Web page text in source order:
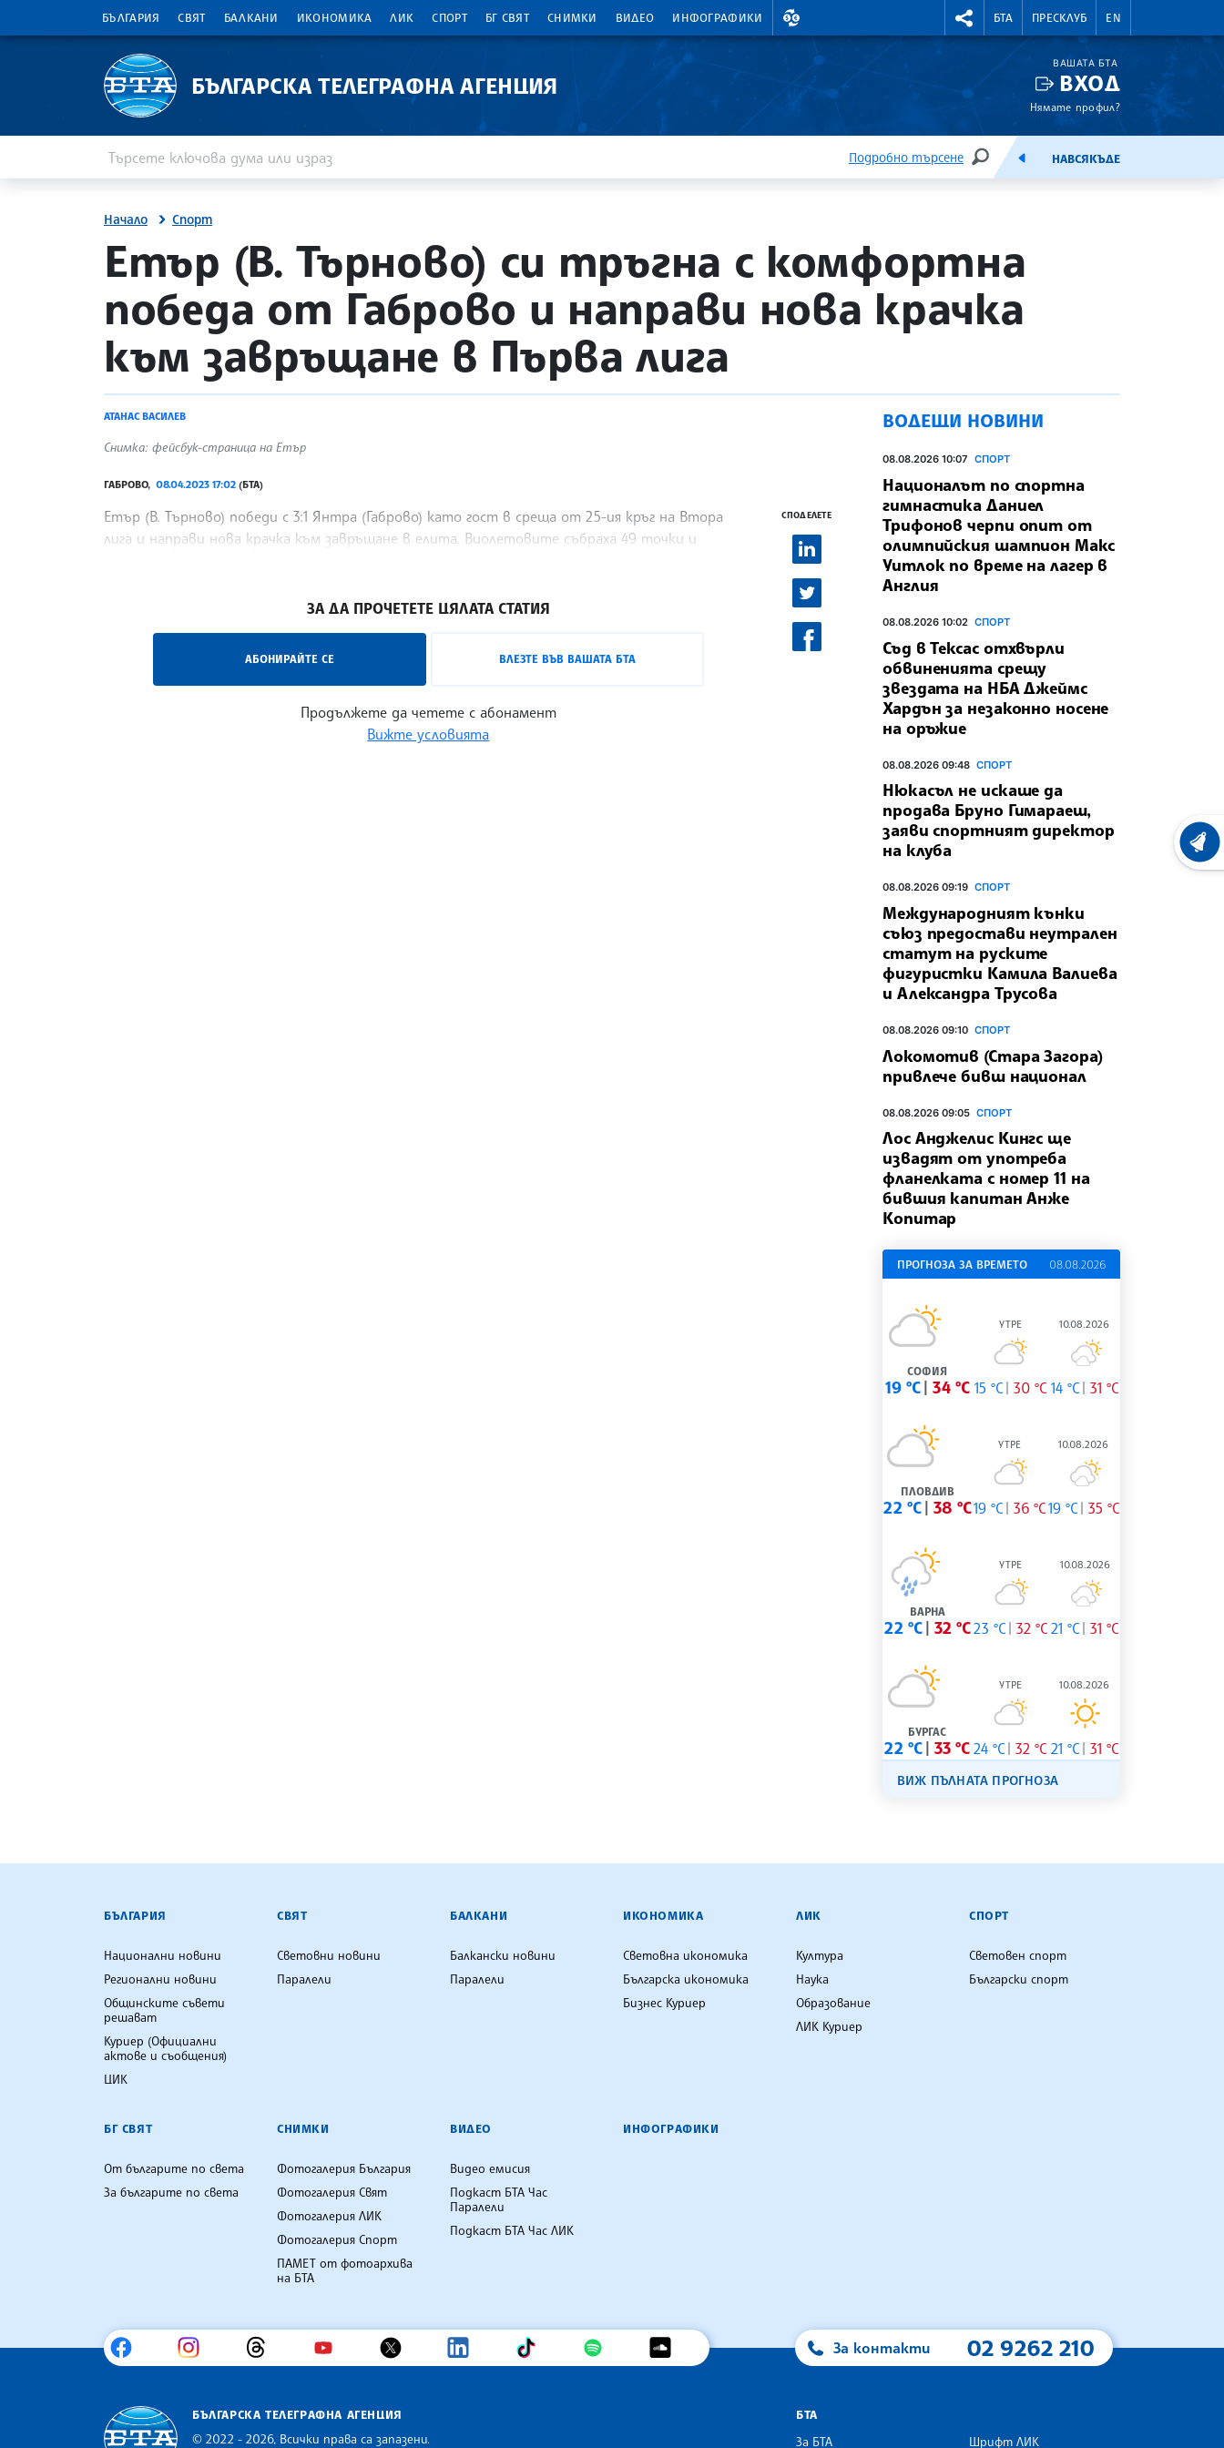
БЪЛГАРИЯ СВЯТ БАЛКАНИ ИКОНОМИКА ЛИК СПОРТ БГ СВЯТ СНИМКИ ВИДЕО ИНФОГРАФИКИ
ВАЛУТНИ КУРСОВЕ RIGHTMENU.SOCIAL
БТА ПРЕСКЛУБ EN
БЪЛГАРСКА ТЕЛЕГРАФНА АГЕНЦИЯ
ВАШАТА БТА
ВХОД
Нямате профил?
Подробно търсене
ТЪРСЕНЕЕМИСИЯНАВСЯКЪДЕ
Начало Спорт
site.bta
Етър (В. Търново) си тръгна с комфортна
победа от Габрово и направи нова крачка
към завръщане в Първа лига
АТАНАС ВАСИЛЕВ
Снимка: фейсбук-страница на Етър
ГАБРОВО, 08.04.2023 17:02 (БТА)
Етър (В. Търново) победи с 3:1 Янтра (Габрово) като гост в среща от 25-ия кръг на Втора
лига и направи нова крачка към завръщане в елита. Виолетовите събраха 49 точки и
ЗА ДА ПРОЧЕТЕТЕ ЦЯЛАТА СТАТИЯ
АБОНИРАЙТЕ СЕ ВЛЕЗТЕ ВЪВ ВАШАТА БТА
Продължете да четете с абонамент
Вижте условията
СПОДЕЛЕТЕ
ВОДЕЩИ НОВИНИ
08.08.2026 10:07 СПОРТ
Националът по спортна
гимнастика Даниел
Трифонов черпи опит от
олимпийския шампион Макс
Уитлок по време на лагер в
Англия
08.08.2026 10:02 СПОРТ
Съд в Тексас отхвърли
обвиненията срещу
звездата на НБА Джеймс
Хардън за незаконно носене
на оръжие
08.08.2026 09:48 СПОРТ
Нюкасъл не искаше да
продава Бруно Гимараеш,
заяви спортният директор
на клуба
08.08.2026 09:19 СПОРТ
Международният кънки
съюз предостави неутрален
статут на руските
фигуристки Камила Валиева
и Александра Трусова
08.08.2026 09:10 СПОРТ
Локомотив (Стара Загора)
привлече бивш национал
08.08.2026 09:05 СПОРТ
Лос Анджелис Кингс ще
извадят от употреба
фланелката с номер 11 на
бившия капитан Анже
Копитар
ПРОГНОЗА ЗА ВРЕМЕТО 08.08.2026
СОФИЯ
19 °C 34 °C
УТРЕ
15 °C 30 °C
10.08.2026
14 °C 31 °C
ПЛОВДИВ
22 °C 38 °C
УТРЕ
19 °C 36 °C
10.08.2026
19 °C 35 °C
ВАРНА
22 °C 32 °C
УТРЕ
23 °C 32 °C
10.08.2026
21 °C 31 °C
БУРГАС
22 °C 33 °C
УТРЕ
24 °C 32 °C
10.08.2026
21 °C 31 °C
ВИЖ ПЪЛНАТА ПРОГНОЗА
БЪЛГАРСКА ТЕЛЕГРАФНА АГЕНЦИЯ
БЪЛГАРИЯ
Национални новини
Регионални новини
Общинските съвети
решават
Куриер (Официални
актове и съобщения)
ЦИК
СВЯТ
Световни новини
Паралели
БАЛКАНИ
Балкански новини
Паралели
ИКОНОМИКА
Световна икономика
Българска икономика
Бизнес Куриер
ЛИК
Култура
Наука
Образование
ЛИК Куриер
СПОРТ
Световен спорт
Български спорт
БГ СВЯТ
От българите по света
За българите по света
СНИМКИ
Фотогалерия България
Фотогалерия Свят
Фотогалерия ЛИК
Фотогалерия Спорт
ПАМЕТ от фотоархива
на БТА
ВИДЕО
Видео емисия
Подкаст БТА Час
Паралели
Подкаст БТА Час ЛИК
ИНФОГРАФИКИ
За контакти 02 9262 210
БЪЛГАРСКА ТЕЛЕГРАФНА АГЕНЦИЯ
© 2022 - 2026, Всички права са запазени.
БТА
За БТА
Шрифт ЛИК